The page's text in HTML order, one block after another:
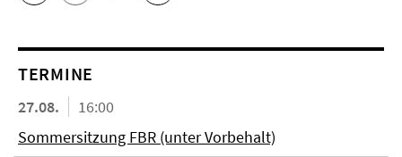
TERMINE
27.08.
16:00
Sommersitzung FBR (unter Vorbehalt)